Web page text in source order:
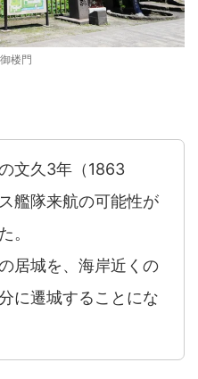
楼門
文久3年（1863
艦隊来航の可能性が
。
居城を、海岸近くの
に遷城することにな